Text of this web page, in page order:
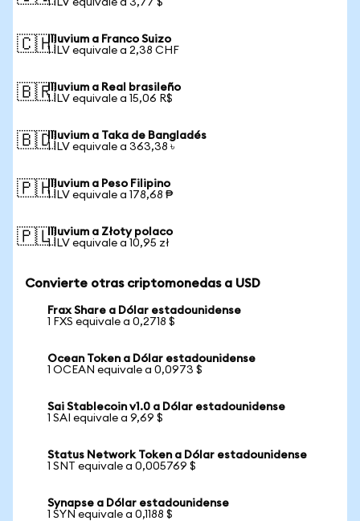
1 ILV equivale a 3,77 $
🇨🇭Illuvium a Franco Suizo
1 ILV equivale a 2,38 CHF
🇧🇷Illuvium a Real brasileño
1 ILV equivale a 15,06 R$
🇧🇩Illuvium a Taka de Bangladés
1 ILV equivale a 363,38 ৳
🇵🇭Illuvium a Peso Filipino
1 ILV equivale a 178,68 ₱
🇵🇱Illuvium a Złoty polaco
1 ILV equivale a 10,95 zł
Convierte otras criptomonedas a USD
Frax Share a Dólar estadounidense
1 FXS equivale a 0,2718 $
Ocean Token a Dólar estadounidense
1 OCEAN equivale a 0,0973 $
Sai Stablecoin v1.0 a Dólar estadounidense
1 SAI equivale a 9,69 $
Status Network Token a Dólar estadounidense
1 SNT equivale a 0,005769 $
Synapse a Dólar estadounidense
1 SYN equivale a 0,1188 $